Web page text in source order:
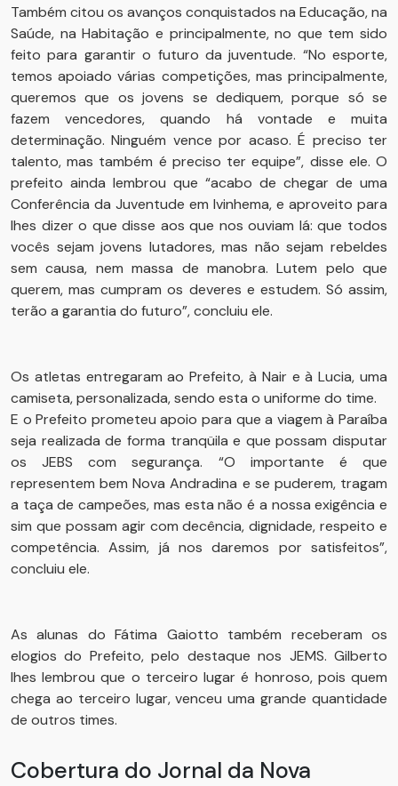
Também citou os avanços conquistados na Educação, na
Saúde, na Habitação e principalmente, no que tem sido
feito para garantir o futuro da juventude. “No esporte,
temos apoiado várias competições, mas principalmente,
queremos que os jovens se dediquem, porque só se
fazem vencedores, quando há vontade e muita
determinação. Ninguém vence por acaso. É preciso ter
talento, mas também é preciso ter equipe”, disse ele. O
prefeito ainda lembrou que “acabo de chegar de uma
Conferência da Juventude em Ivinhema, e aproveito para
lhes dizer o que disse aos que nos ouviam lá: que todos
vocês sejam jovens lutadores, mas não sejam rebeldes
sem causa, nem massa de manobra. Lutem pelo que
querem, mas cumpram os deveres e estudem. Só assim,
terão a garantia do futuro”, concluiu ele.
Os atletas entregaram ao Prefeito, à Nair e à Lucia, uma
camiseta, personalizada, sendo esta o uniforme do time.
E o Prefeito prometeu apoio para que a viagem à Paraíba
seja realizada de forma tranqüila e que possam disputar
os JEBS com segurança. “O importante é que
representem bem Nova Andradina e se puderem, tragam
a taça de campeões, mas esta não é a nossa exigência e
sim que possam agir com decência, dignidade, respeito e
competência. Assim, já nos daremos por satisfeitos”,
concluiu ele.
As alunas do Fátima Gaiotto também receberam os
elogios do Prefeito, pelo destaque nos JEMS. Gilberto
lhes lembrou que o terceiro lugar é honroso, pois quem
chega ao terceiro lugar, venceu uma grande quantidade
de outros times.
Cobertura do Jornal da Nova